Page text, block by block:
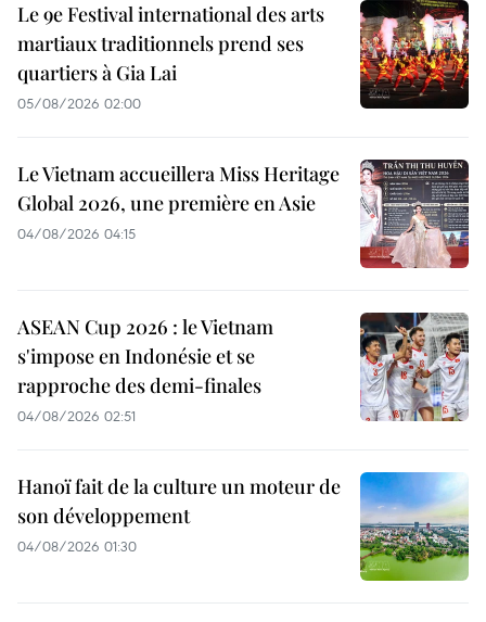
Le 9e Festival international des arts
martiaux traditionnels prend ses
quartiers à Gia Lai
05/08/2026 02:00
Le Vietnam accueillera Miss Heritage
Global 2026, une première en Asie
04/08/2026 04:15
ASEAN Cup 2026 : le Vietnam
s'impose en Indonésie et se
rapproche des demi-finales
04/08/2026 02:51
Hanoï fait de la culture un moteur de
son développement
04/08/2026 01:30